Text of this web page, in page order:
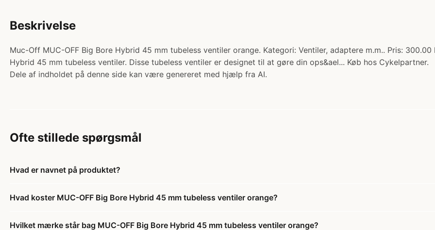
Beskrivelse
Muc-Off MUC-OFF Big Bore Hybrid 45 mm tubeless ventiler orange. Kategori: Ventiler, adaptere m.m.. Pris:
Hybrid 45 mm tubeless ventiler. Disse tubeless ventiler er designet til at gøre din ops&ael... Køb hos Cykelpartner.
Dele af indholdet på denne side kan være genereret med hjælp fra AI.
Ofte stillede spørgsmål
Hvad er navnet på produktet?
Hvad koster MUC-OFF Big Bore Hybrid 45 mm tubeless ventiler orange?
Hvilket mærke står bag MUC-OFF Big Bore Hybrid 45 mm tubeless ventiler orange?